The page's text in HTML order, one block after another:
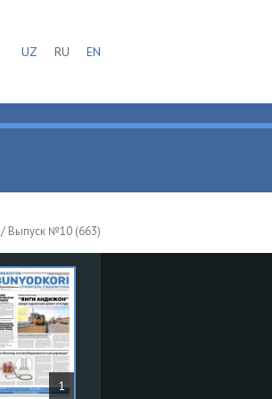
UZ RU EN
/ Выпуск №10 (663)
1